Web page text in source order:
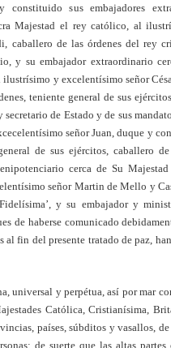
constituido sus embajadores
Majestad el rey católico, al
caballero de las órdenes del rey
y su embajador extraordinario
y excelentísimo señor
teniente general de sus
de Estado y de sus
señor Juan, duque y
de sus ejércitos, caballero
cerca de Su
señor Martin de Mello y
y su embajador y
de haberse comunicado
al fin del presente tratado de paz,
universal y perpétua, así por mar
Católica, Cristianísima,
países, súbditos y vasallos,
de suerte que las altas